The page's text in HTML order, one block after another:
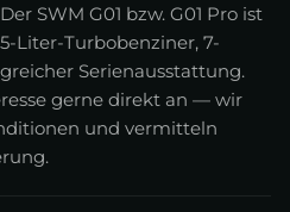
SWM G01 bzw. G01 Pro ist
Liter-Turbobenziner, 7-
Serienausstattung.
gerne direkt an — wir
und vermitteln